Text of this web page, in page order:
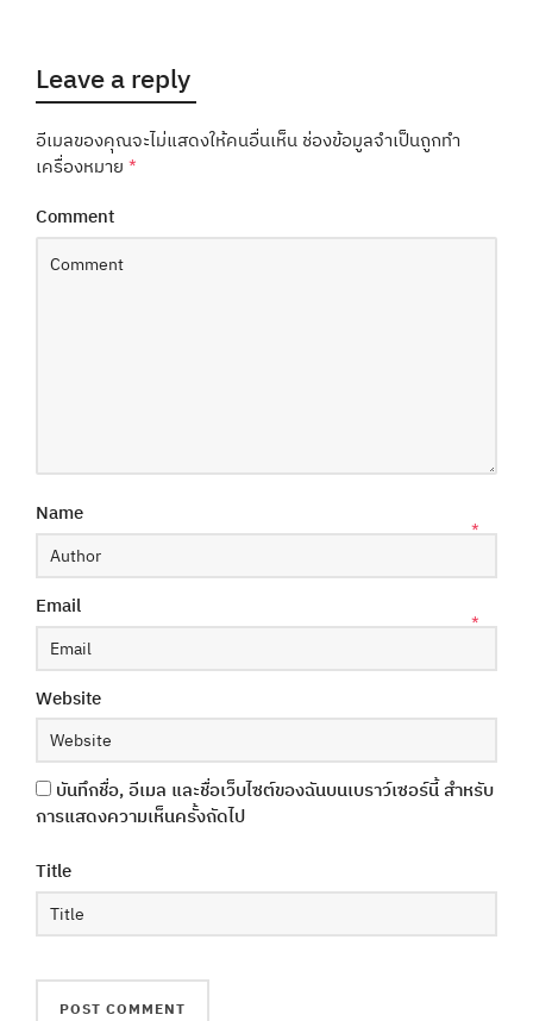
Leave a reply
อีเมลของคุณจะไม่แสดงให้คนอื่นเห็น ช่องข้อมูลจำเป็นถูกทำ
เครื่องหมาย *
Comment
Name
*
Email
*
Website
บันทึกชื่อ, อีเมล และชื่อเว็บไซต์ของฉันบนเบราว์เซอร์นี้ สำหรับ
การแสดงความเห็นครั้งถัดไป
Title